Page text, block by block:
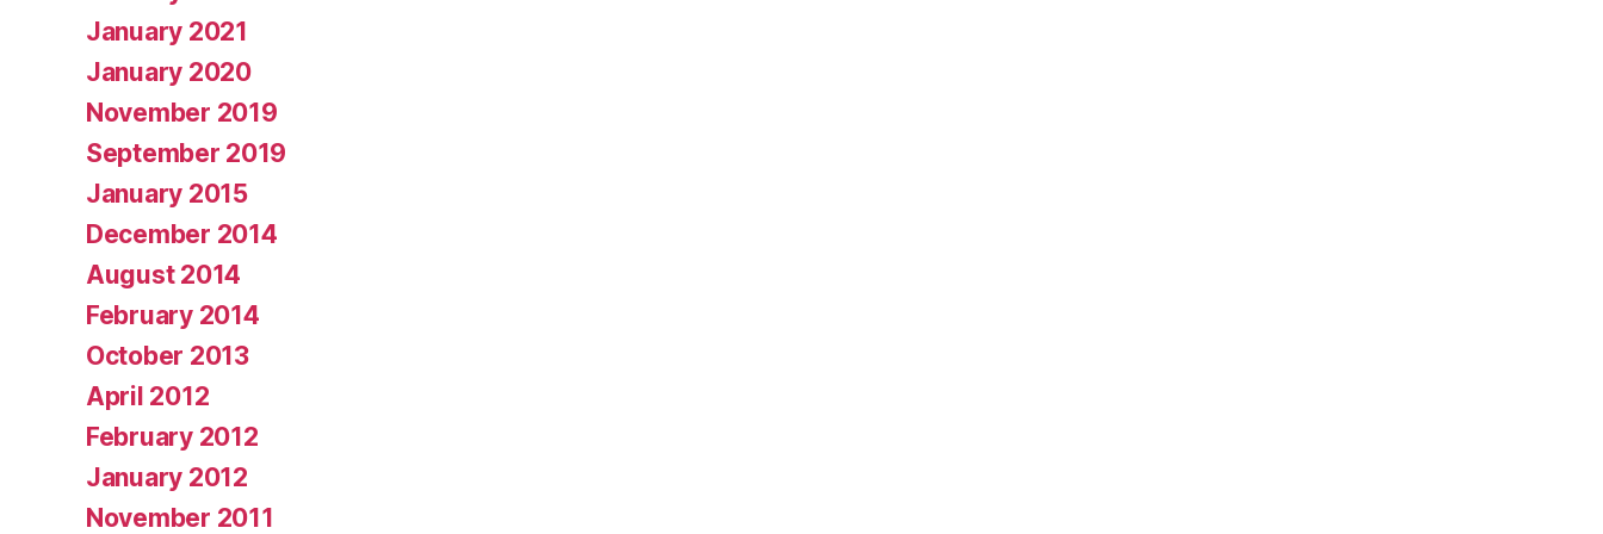
January 2021
January 2020
November 2019
September 2019
January 2015
December 2014
August 2014
February 2014
October 2013
April 2012
February 2012
January 2012
November 2011